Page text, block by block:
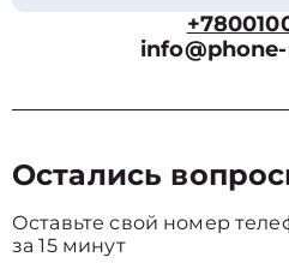
Остались
Оставьте свой номер
за 15 минут